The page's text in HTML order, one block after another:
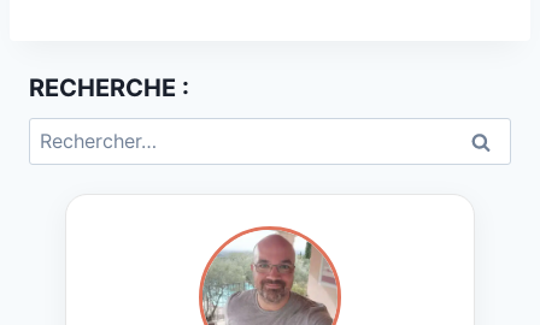
RECHERCHE :
Rechercher :